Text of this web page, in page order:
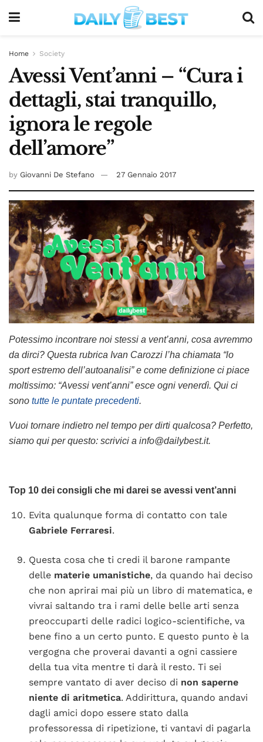
Home Society
Avessi Vent’anni – “Cura i
dettagli, stai tranquillo,
ignora le regole
dell’amore”
by Giovanni De Stefano 27 Gennaio 2017
Potessimo incontrare noi stessi a vent’anni, cosa avremmo
da dirci? Questa rubrica Ivan Carozzi l’ha chiamata “lo
sport estremo dell’autoanalisi” e come definizione ci piace
moltissimo: “Avessi vent’anni” esce ogni venerdì. Qui ci
sono tutte le puntate precedenti.
Vuoi tornare indietro nel tempo per dirti qualcosa? Perfetto,
siamo qui per questo: scrivici a info@dailybest.it.
Top 10 dei consigli che mi darei se avessi vent’anni
Evita qualunque forma di contatto con tale
Gabriele Ferraresi.
Questa cosa che ti credi il barone rampante
delle materie umanistiche, da quando hai deciso
che non aprirai mai più un libro di matematica, e
vivrai saltando tra i rami delle belle arti senza
preoccuparti delle radici logico-scientifiche, va
bene fino a un certo punto. E questo punto è la
vergogna che proverai davanti a ogni cassiere
della tua vita mentre ti darà il resto. Ti sei
sempre vantato di aver deciso di non saperne
niente di aritmetica. Addirittura, quando andavi
dagli amici dopo essere stato dalla
professoressa di ripetizione, ti vantavi di pagarla